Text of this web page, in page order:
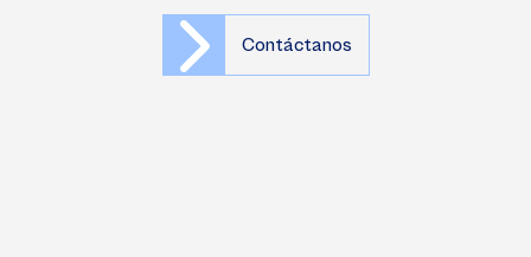
Contáctanos